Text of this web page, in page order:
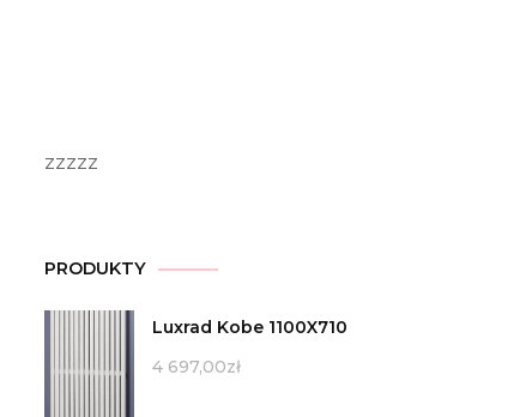
zzzzz
PRODUKTY
Luxrad Kobe 1100X710
4 697,00zł